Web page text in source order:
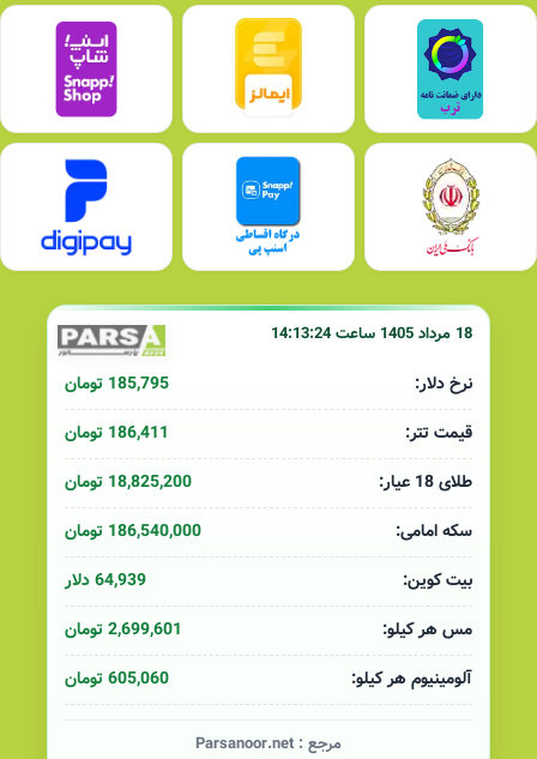
18 مرداد 1405 ساعت 14:13:24
نرخ دلار:
185,795 تومان
قیمت تتر:
186,411 تومان
طلای 18 عیار:
18,825,200 تومان
سکه امامی:
186,540,000 تومان
بیت کوین:
64,939 دلار
مس هر کیلو:
2,699,601 تومان
آلومینیوم هر کیلو:
605,060 تومان
مرجع : Parsanoor.net